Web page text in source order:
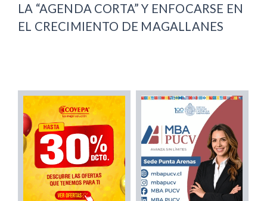
LA “AGENDA CORTA” Y ENFOCARSE EN
EL CRECIMIENTO DE MAGALLANES